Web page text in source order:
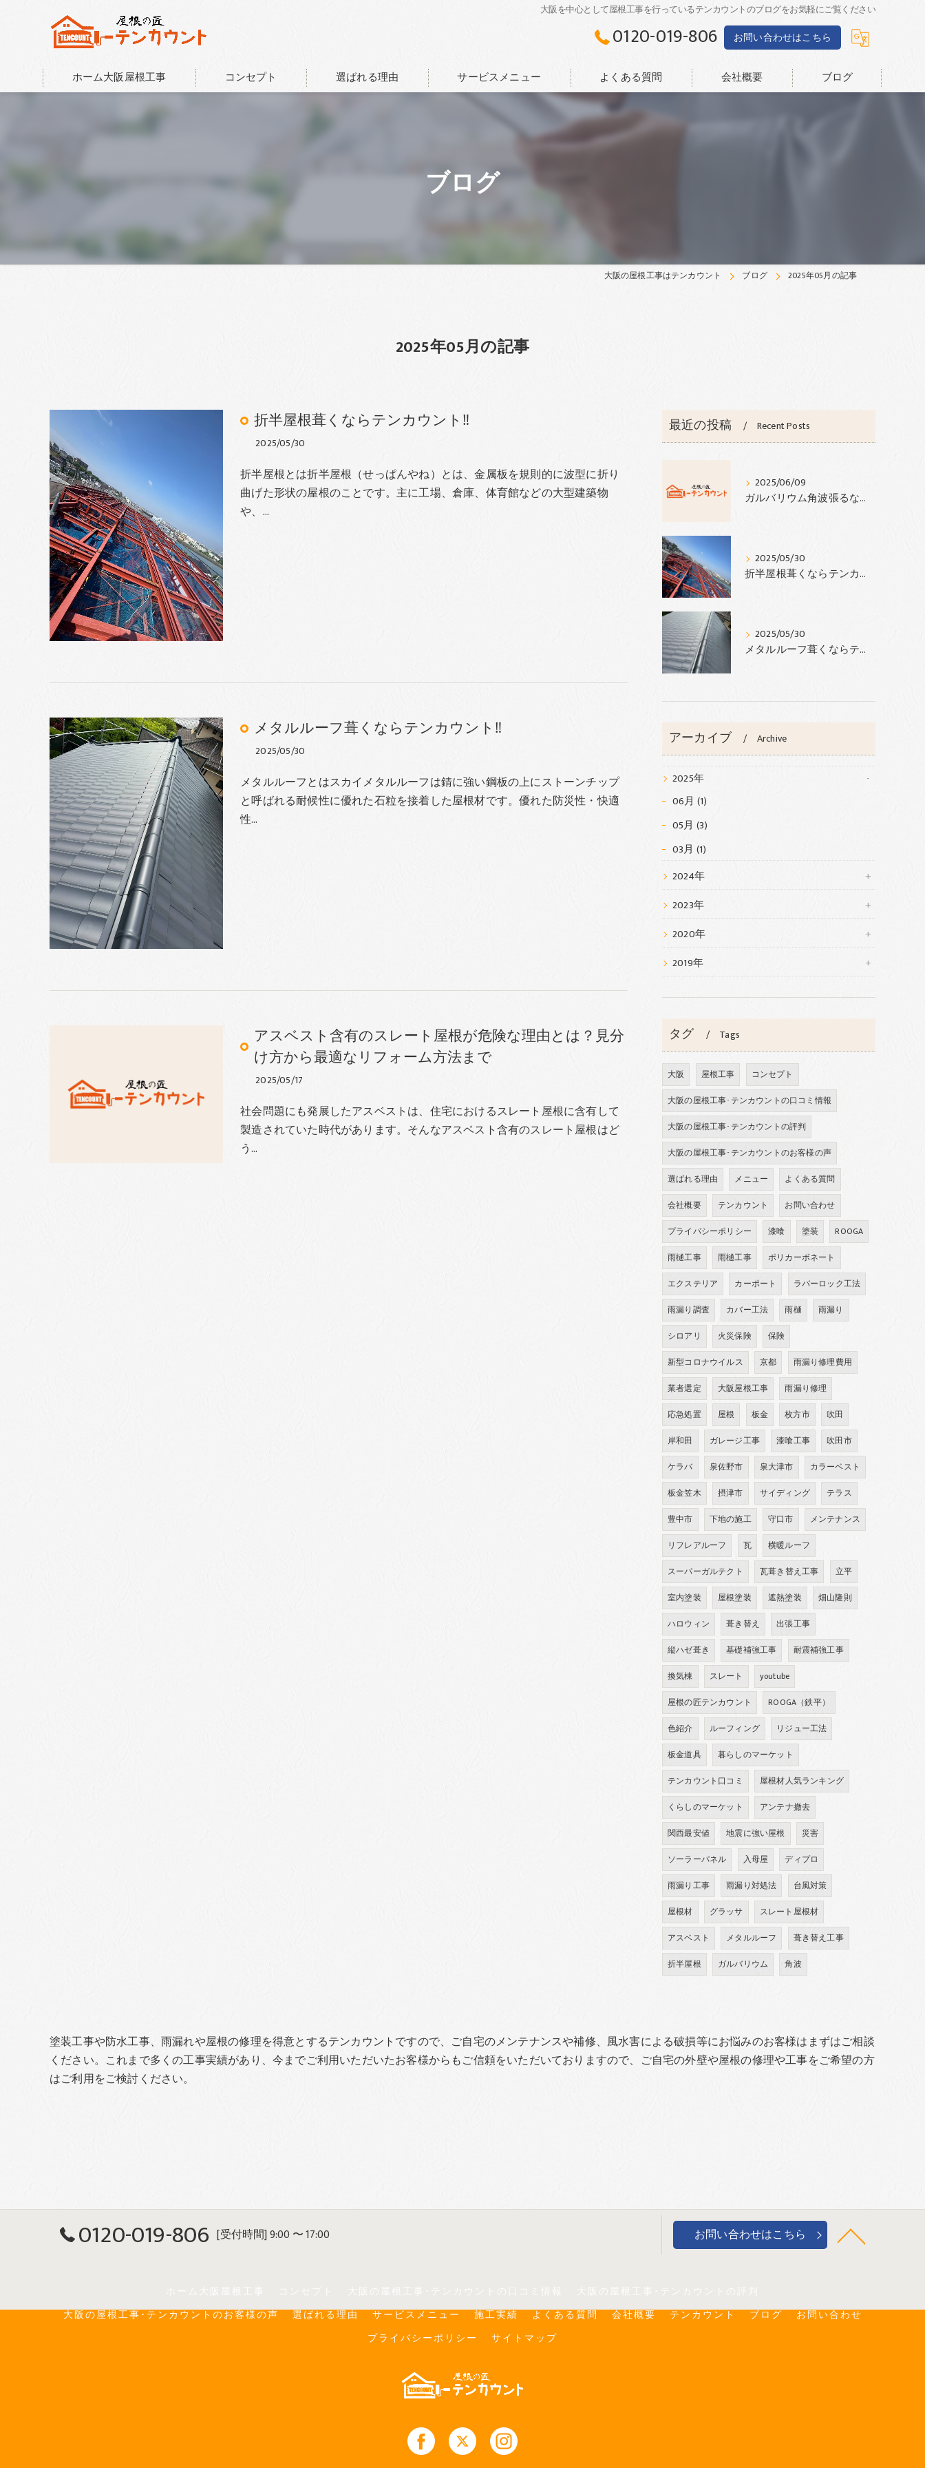
大阪を中心として屋根工事を行っているテンカウントのブログをお気軽にご覧ください
0120-019-806 お問い合わせはこちら
ホーム大阪屋根工事 コンセプト 選ばれる理由 サービスメニュー よくある質問 会社概要 ブログ
ブログ
大阪の屋根工事はテンカウント ブログ 2025年05月の記事
2025年05月の記事
折半屋根葺くならテンカウント‼︎
2025/05/30
折半屋根とは折半屋根（せっぱんやね）とは、金属板を規則的に波型に折り
曲げた形状の屋根のことです。主に工場、倉庫、体育館などの大型建築物
や、…
メタルルーフ葺くならテンカウント‼︎
2025/05/30
メタルルーフとはスカイメタルルーフは錆に強い鋼板の上にストーンチップ
と呼ばれる耐候性に優れた石粒を接着した屋根材です。優れた防災性・快適
性…
アスベスト含有のスレート屋根が危険な理由とは？見分
け方から最適なリフォーム方法まで
2025/05/17
社会問題にも発展したアスベストは、住宅におけるスレート屋根に含有して
製造されていた時代があります。そんなアスベスト含有のスレート屋根はど
う…
最近の投稿 Recent Posts
2025/06/09
ガルバリウム角波張るならテンカウント
2025/05/30
折半屋根葺くならテンカウント‼︎
2025/05/30
メタルルーフ葺くならテンカウント‼︎
アーカイブ Archive
2025年
06月 (1)
05月 (3)
03月 (1)
2024年
2023年
2020年
2019年
タグ Tags
大阪 屋根工事
コンセプト
大阪の屋根工事･テンカウントの口コミ情報
大阪の屋根工事･テンカウントの評判
大阪の屋根工事･テンカウントのお客様の声
選ばれる理由
メニュー
よくある質問
会社概要
テンカウント
お問い合わせ
プライバシーポリシー
漆喰 塗装
ROOGA
雨樋工事
雨樋工事
ポリカーボネート
エクステリア
カーポート
ラバーロック工法
雨漏り調査
カバー工法 雨樋
雨漏り
シロアリ
火災保険
保険
新型コロナウイルス
京都
雨漏り修理費用
業者選定
大阪屋根工事
雨漏り修理
応急処置
屋根 板金 枚方市
吹田
岸和田
ガレージ工事 漆喰工事
吹田市
ケラバ
泉佐野市 泉大津市
カラーベスト
板金笠木
摂津市 サイディング
テラス
豊中市
下地の施工 守口市
メンテナンス
リフレアルーフ
瓦
横暖ルーフ
スーパーガルテクト
瓦葺き替え工事
立平
室内塗装
屋根塗装 遮熱塗装
畑山隆則
ハロウィン
葺き替え
出張工事
縦ハゼ葺き
基礎補強工事
耐震補強工事
換気棟
スレート
youtube
屋根の匠テンカウント
ROOGA（鉄平）
色紹介
ルーフィング
リジュー工法
板金道具
暮らしのマーケット
テンカウント口コミ
屋根材人気ランキング
くらしのマーケット
アンテナ撤去
関西最安値
地震に強い屋根
災害
ソーラーパネル
入母屋
ディプロ
雨漏り工事
雨漏り対処法
台風対策
屋根材
グラッサ
スレート屋根材
アスベスト
メタルルーフ
葺き替え工事
折半屋根
ガルバリウム 角波
塗装工事や防水工事、雨漏れや屋根の修理を得意とするテンカウントですので、ご自宅のメンテナンスや補修、風水害による破損等にお悩みのお客様はまずはご相談
ください。これまで多くの工事実績があり、今までご利用いただいたお客様からもご信頼をいただいておりますので、ご自宅の外壁や屋根の修理や工事をご希望の方
はご利用をご検討ください。
0120-019-806 [受付時間] 9:00 〜 17:00 お問い合わせはこちら
ホーム大阪屋根工事 コンセプト 大阪の屋根工事･テンカウントの口コミ情報
大阪の屋根工事･テンカウントの評判
大阪の屋根工事･テンカウントのお客様の声
選ばれる理由 サービスメニュー 施工実績 よくある質問 会社概要 テンカウント ブログ
お問い合わせ
プライバシーポリシー
サイトマップ